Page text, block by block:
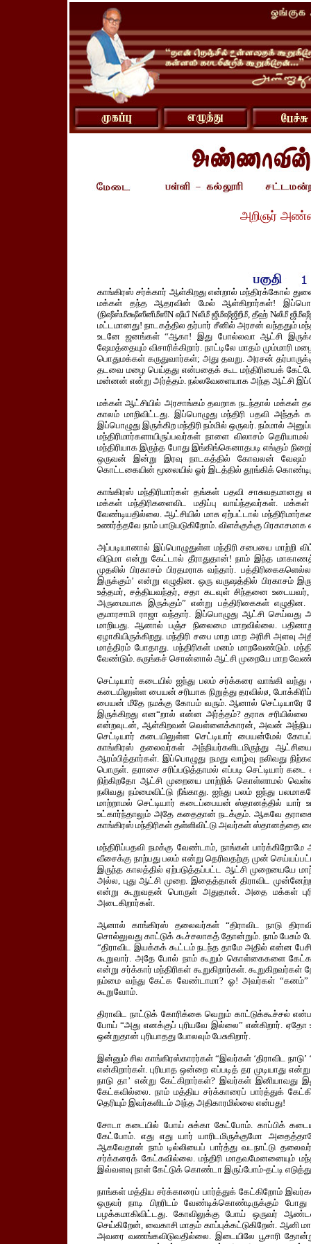
அறிஞர்
காங்கிரஸ் சர்க்கார் ஆள்கிறது என்றால் மந்திரக்கோல்
மக்கள் தந்த ஆதரவின் மேல் ஆள்கிறார்கள்!
(நிஷீஸ்மீக்ஷீஸீனீமீஸீN ஷீயீ Nலீமீ ஜீமீஷீஜீறீமீ, தீஹ் Nலீமீ
மட்டமானது! நாடகத்தில தர்பார் சீனில் அரசன் வந்ததும்
உடனே ஜனங்கள் “ஆகா! இது போல்லவா ஆட்சி
ஷேமத்தையும் விசாரிக்கிறார். நாட்டிலே மாதம்
பொதுமக்கள் கருதுவார்கள்; அது தவறு. அரசன்
தடவை மழை பெய்தது என்பதைக் கூட மந்திரியைக்
மன்னன் என்று அர்த்தம். நல்லவேளையாக அந்த ஆட்சி
மக்கள் ஆட்சியில் அரசாங்கம் தவறாக நடந்தால் மக்கள்
காலம் மாறிவிட்டது. இப்பொழுது மந்திரி பதவி
இப்பொழுது இருக்கிற மந்திரி நம்மில் ஒருவர். நம்மால்
மந்திரிமார்களாயிருப்பவர்கள் நாளை விலாசம்
மந்திரியாக இருந்த போது இங்கிங்கெனாதபடி எங்கும்
ஒருவன் இன்று இரவு நாடகத்தில் கோவலன் வேஷம்
கொட்டகையின் மூலையில் ஓர் இடத்தில் தூங்கிக்
காங்கிரஸ் மந்திரிமார்கள் தங்கள் பதவி சாசுவதமானது
மக்கள் மந்திரிகளைவிட மதிப்பு வாய்ந்தவர்கள்.
வேண்டியதில்லை. ஆட்சியில் மாசு ஏற்பட்டால்
உணர்த்தவே நாம் பாடுபடுகிறோம். விளக்குக்கு
அப்படியானால் இப்பொழுதுள்ள மந்திரி சபையை மாற்றி
விடுமா என்று கேட்டால் தீராதுதான்! நாம் இந்த
முதலில் பிரகாசம் பிரதமராக வந்தார்.
இருக்கும்’ என்று எழுதின. ஒரு வருஷத்தில் பிரகாசம்
உத்தமர், சத்தியவந்தர், சதா கடவுள் சிந்தனை
அருமையாக இருக்கும்” என்று பத்திரிகைகள்
குமாரசாமி ராஜா வந்தார். இப்பொழுது ஆட்சி
மாறியது. ஆனால் பஞ்ச நிலைமை மாறவில்லை.
ஏழாகியிருக்கிறது. மந்திரி சபை மாற மாற அரிசி
மாத்திரம் போதாது. மந்திரிகள் மனம் மாறவேண்டும்.
வேண்டும். சுருங்கச் சொன்னால் ஆட்சி முறையே மாற
செட்டியார் கடையில் ஐந்து பலம் சர்க்கரை வாங்கி வந்து
கடையிலுள்ள பையன் சரியாக நிறுத்து தரவில்ø,
பையன் மீதே நமக்கு கோபம் வரும். ஆனால் செட்டியாரே
இருக்கிறது என“றால் என்ன அர்த்தம்? தராசு
என்றவுடன், ஆள்கிறவன் வெள்ளைக்காரன், அவன்
செட்டியார் கடையிலுள்ள செட்டியார் பையன்மேல்
காங்கிரஸ் தலைவர்கள் அந்நியர்களிடமிருந்து
ஆரம்பித்தார்கள். இப்பொழுது நமது வாழ்வு நலிவது
பொருள். தராசை சரிப்படுத்தாமல் எப்படி செட்டியார்
நிற்கிறதோ ஆட்சி முறையை மாற்றிக் கொள்ளாமல்
நலிவது நம்மைவிட்டு நீங்காது. ஐந்து பலம் ஐந்து
மாற்றாமல் செட்டியார் கடைப்பையன் ஸ்தானத்தில் யார்
உட்கார்ந்தாலும் அதே கதைதான் நடக்கும். ஆகவே தராசைப்
காங்கிரஸ் மந்திரிகள் தள்ளிவிட்டு அவர்கள் ஸ்தானத்தை
மந்திரிப்பதவி நமக்கு வேண்டாம், நாங்கள்
வீசைக்கு நாற்பது பலம் என்று தெரிவதற்கு முன்
இருந்த காலத்தில் ஏற்படுத்தப்பட்ட ஆட்சி முறையையே
அல்ல, புது ஆட்சி முறை. இதைத்தான் திராவிட முன்னேற்றக்
என்று கூறுவதன் பொருள் அதுதான். அதை மக்கள்
அடைகிறார்கள்.
ஆனால் காங்கிரஸ் தலைவர்கள் “திராவிட நாடு
சொல்லுவது காட்டுக் கூச்சலாகத் தோன்றும். நாம்
“திராவிட இயக்கக் கூட்டம் நடந்த தாமே அதில் என்ன
கூறுவார். அதே போல் நாம் கூறும் கொள்கைகளை
என்று சர்க்கார் மந்திரிகள் கூறுகிறார்கள். கூறுகிறவர்கள்
நம்மை வந்து கேட்க வேண்டாமா? ஓ! அவர்கள் “கனம்”
கூறுவோம்.
திராவிட நாட்டுக் கோரிக்கை வெறும் காட்டுக்கூச்சல்
போய் “அது எனக்குப் புரியவே இல்லை” என்கிறார். ஏதோ
ஒன்றுதான் புரியாதது போலவும் பேசுகிறார்.
இன்னும் சில காங்கிரஸ்காரர்கள் “இவர்கள் ‘திராவிட நாடு’
என்கிறார்கள். புரியாத ஒன்றை எப்படித் தர முடியாது
நாடு தா’ என்று கேட்கிறார்கள்? இவர்கள் இனியாவது
கேட்கவில்லை. நாம் மத்திய சர்க்காரைப் பார்த்துக்
தெரியும் இவர்களிடம் அந்த அதிகாரமில்லை என்பது!
சோடா கடையில் போய் சுக்கா கேட்போம். காப்பிக்
கேட்போம். எது எது யார் யாரிடமிருக்குமோ
ஆகவேதான் நாம் டில்லியைப் பார்த்து வடநாட்டு
சர்க்கரைக் கேட்கவில்லை. மந்திரி மாதவமேனனையும்
இவ்வளவு நாள் கேட்டுக் கொண்டா இருப்போம்-தட்டி
நாங்கள் மத்திய சர்க்காரைப் பார்த்துக் கேட்கிறோம்
ஒருவர் நாடி பிறரிடம் வேண்டிக்கொண்டிருக்கும்
பழக்கமாகிவிட்டது. கோவிலுக்கு போய் ஒருவர்
செய்கிறேன், வைகாசி மாதம் காப்புக்கட்டுகிறேன்.
அவரை வணங்கவிடுவதில்லை. இடையிலே பூசாரி